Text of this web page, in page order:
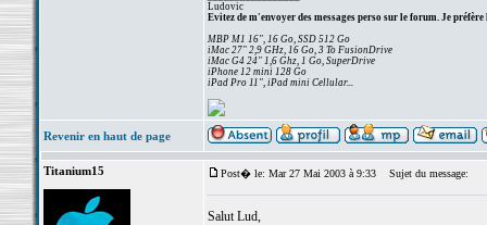
Ludovic
Evitez de m'envoyer des messages perso sur le forum. Je préfère
MBP M1 16", 16 Go, SSD 512 Go
iMac 27" 2,9 GHz, 16 Go, 3 To FusionDrive
iMac G4 24" 1,6 Ghz, 1 Go, SuperDrive
iPhone 12 mini 128 Go
iPad Pro 11", iPad mini Cellular...
Revenir en haut de page
Titanium15 Post� le: Mar 27 Mai 2003 à 9:33 Sujet du message:
Salut Lud,